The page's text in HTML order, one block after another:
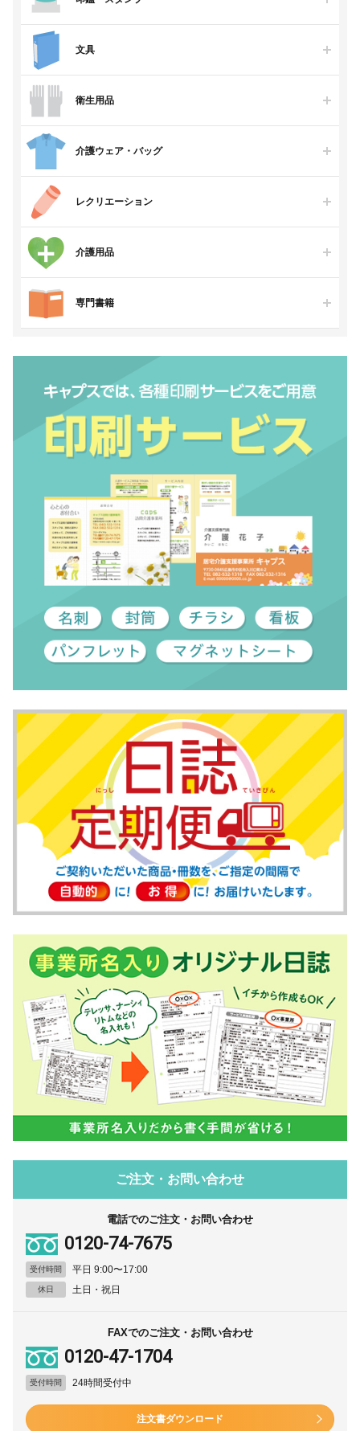
文具
衛生用品
介護ウェア・バッグ
レクリエーション
介護用品
専門書籍
ご注文・お問い合わせ
電話でのご注文・お問い合わせ
0120-74-7675
受付時間 平日 9:00〜17:00
休日 土日・祝日
FAXでのご注文・お問い合わせ
0120-47-1704
受付時間 24時間受付中
注文書ダウンロード